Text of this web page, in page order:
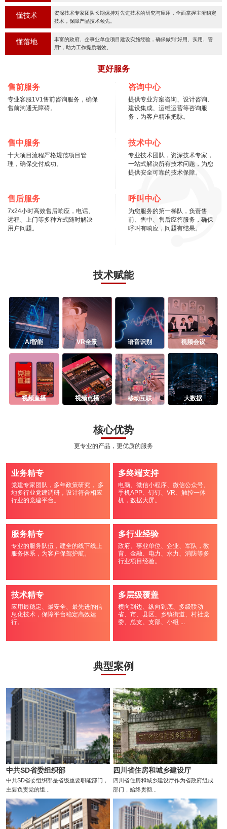
懂技术
资深技术专家团队长期保持对先进技术的研究与应用，全面掌握主流稳定
技术，保障产品技术领先。
懂落地
丰富的政府、企事业单位项目建设实施经验，确保做到“好用、实用、管
用“，助力工作提质增效。
更好服务
售前服务
专业客服1V1售前咨询服务，确保
售前沟通无障碍。
咨询中心
提供专业方案咨询、设计咨询、
建设集成、运维运营等咨询服
务，为客户精准把脉。
售中服务
十大项目流程严格规范项目管
理，确保交付成功。
技术中心
专业技术团队，资深技术专家，
一站式解决所有技术问题，为您
提供安全可靠的技术保障。
售后服务
7x24小时高效售后响应，电话、
远程、上门等多种方式随时解决
用户问题。
呼叫中心
为您服务的第一梯队，负责售
前、售中、售后应答服务，确保
呼叫有响应，问题有结果。
技术赋能
AI智能 VR全景 语音识别 视频会议
视频直播 视频点播 移动互联 大数据
核心优势
更专业的产品，更优质的服务
业务精专
党建专家团队，多年政策研究， 多
地多行业党建调研，设计符合相应
行业的党建平台。
多终端支持
电脑、微信小程序、微信公众号、
手机APP、钉钉、VR、触控一体
机，数据大屏。
服务精专
专业的服务队伍，建全的线下线上
服务体系，为客户保驾护航。
多行业经验
政府、事业单位、企业、军队，教
育、金融、电力、水力、消防等多
行业项目经验。
技术精专
应用最稳定、最安全、最先进的信
息化技术，保障平台稳定高效运
行。
多层级覆盖
横向到边、纵向到底、多级联动
省、市、县区、乡镇街道、村社党
委、总支、支部、小组 ...
典型案例
中共SD省委组织部
中共SD省委组织部是省级重要职能部门，
主要负责党的组...
四川省住房和城乡建设厅
四川省住房和城乡建设厅作为省政府组成
部门，始终贯彻...